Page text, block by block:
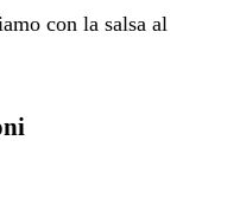
con la salsa al